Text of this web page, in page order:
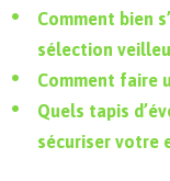
Comment bien
sélection
Comment faire
Quels tapis
sécuriser votre